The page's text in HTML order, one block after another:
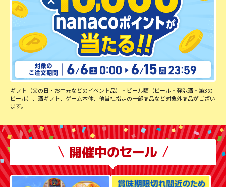
ギフト（父の日・お中元などのイベント品）・ビール類（ビール・発泡酒・第3の
ビール）、酒ギフト、 ゲーム本体、他当社指定の一部商品など対象外商品がござい
ます。
開催中のセール